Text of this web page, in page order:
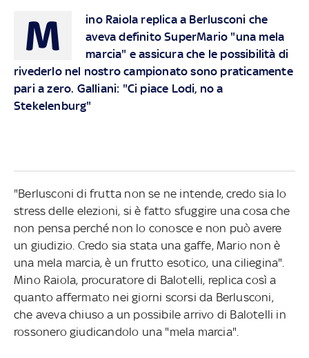
M
ino Raiola replica a Berlusconi che
aveva definito SuperMario "una mela
marcia" e assicura che le possibilità di
rivederlo nel nostro campionato sono praticamente
pari a zero. Galliani: "Ci piace Lodi, no a
Stekelenburg"
"Berlusconi di frutta non se ne intende, credo sia lo
stress delle elezioni, si è fatto sfuggire una cosa che
non pensa perché non lo conosce e non può avere
un giudizio. Credo sia stata una gaffe, Mario non è
una mela marcia, è un frutto esotico, una ciliegina".
Mino Raiola, procuratore di Balotelli, replica così a
quanto affermato nei giorni scorsi da Berlusconi,
che aveva chiuso a un possibile arrivo di Balotelli in
rossonero giudicandolo una "mela marcia".